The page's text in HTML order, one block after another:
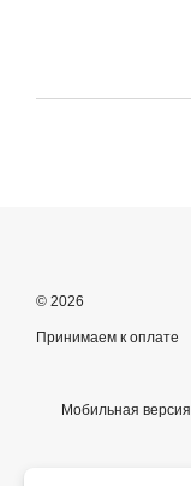
© 2026
Принимаем к оплате
Мобильная версия